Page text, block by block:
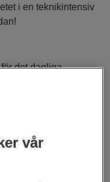
i en teknikintensiv
det dagliga
vår